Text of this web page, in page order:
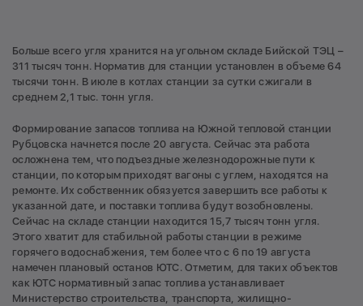
Больше всего угля хранится на угольном складе Бийской ТЭЦ –
311 тысяч тонн. Норматив для станции установлен в объеме 64
тысячи тонн. В июле в котлах станции за сутки сжигали в
среднем 2,1 тыс. тонн угля.
Формирование запасов топлива на Южной тепловой станции
Рубцовска начнется после 20 августа. Сейчас эта работа
осложнена тем, что подъездные железнодорожные пути к
станции, по которым приходят вагоны с углем, находятся на
ремонте. Их собственник обязуется завершить все работы к
указанной дате, и поставки топлива будут возобновлены.
Сейчас на складе станции находится 15,7 тысяч тонн угля.
Этого хватит для стабильной работы станции в режиме
горячего водоснабжения, тем более что с 6 по 19 августа
намечен плановый останов ЮТС. Отметим, для таких объектов
как ЮТС нормативный запас топлива устанавливает
Министерство строительства, транспорта, жилищно-